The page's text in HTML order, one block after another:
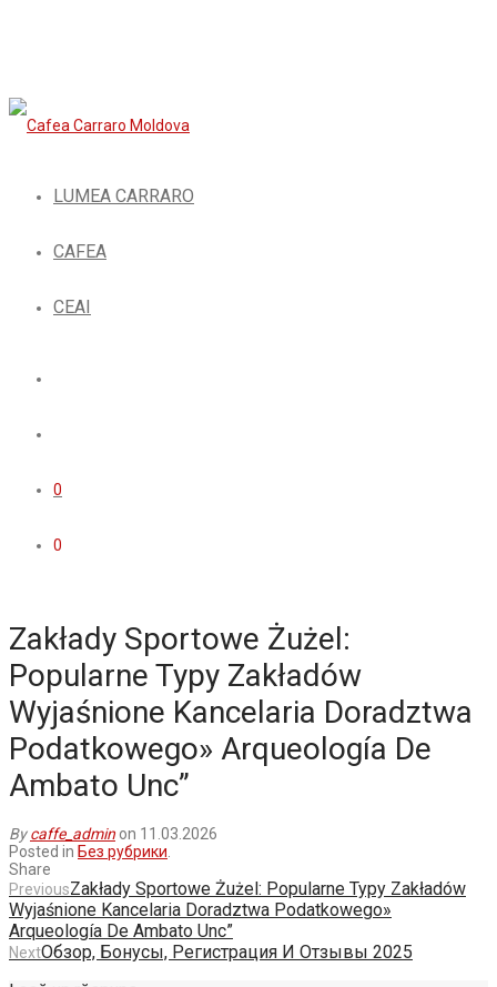
LUMEA CARRARO
CAFEA
CEAI
0
0
Zakłady Sportowe Żużel:
Popularne Typy Zakładów
Wyjaśnione Kancelaria Doradztwa
Podatkowego» Arqueología De
Ambato Unc”
Bycaffe_admin on 11.03.2026
Posted in Без рубрики
Share
PreviousZakłady Sportowe Żużel: Popularne Typy Zakładów
Wyjaśnione Kancelaria Doradztwa Podatkowego»
Arqueología De Ambato Unc”
NextОбзор, Бонусы, Регистрация И Отзывы 2025